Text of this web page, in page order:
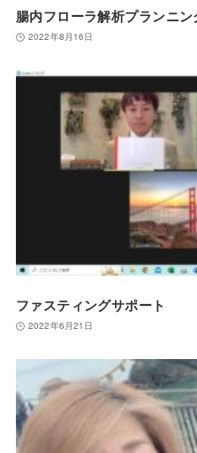
腸内フローラ解析プランニ
2022年8月16日
ファスティングサポート
2022年6月21日